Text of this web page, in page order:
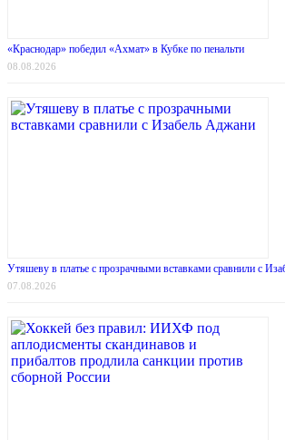
«Краснодар» победил «Ахмат» в Кубке по пенальти
08.08.2026
Утяшеву в платье с прозрачными вставками сравнили с
07.08.2026